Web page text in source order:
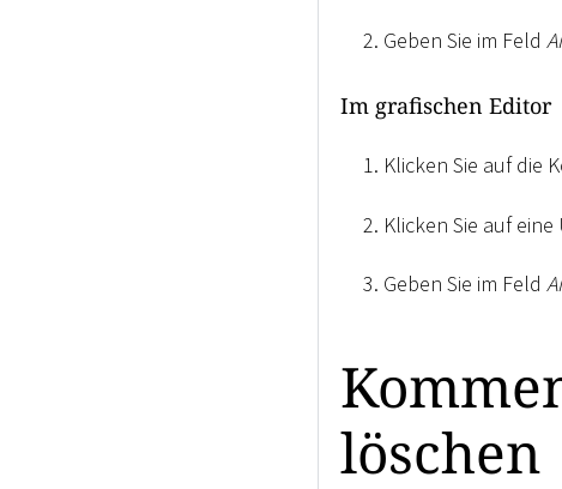
Geben Sie im Feld
Im grafischen Editor
Klicken Sie auf die
Klicken Sie auf
Geben Sie im Feld
löschen